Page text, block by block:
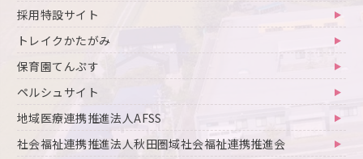
採用特設サイト
トレイクかたがみ
保育園てんぷす
ペルシュサイト
地域医療連携推進法人AFSS
社会福祉連携推進法人秋田圏域社会福祉連携推進会